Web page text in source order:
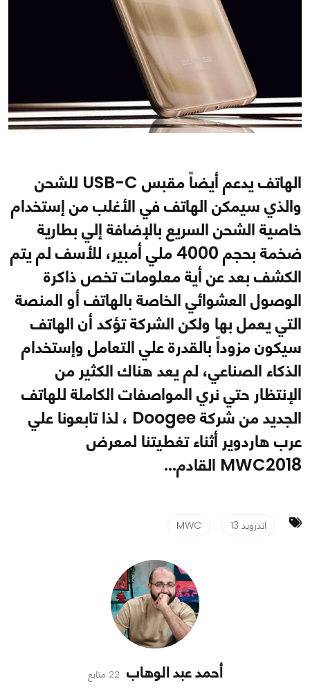
الهاتف يدعم أيضاً مقبس USB-C للشحن
والذي سيمكن الهاتف في الأغلب من إستخدام
خاصية الشحن السريع بالإضافة إلي بطارية
ضخمة بحجم 4000 ملي أمبير، للأسف لم يتم
الكشف بعد عن أية معلومات تخص ذاكرة
الوصول العشوائي الخاصة بالهاتف أو المنصة
التي يعمل بها ولكن الشركة تؤكد أن الهاتف
سيكون مزوداً بالقدرة علي التعامل وإستخدام
الذكاء الصناعي، لم يعد هناك الكثير من
الإنتظار حتي نري المواصفات الكاملة للهاتف
الجديد من شركة Doogee ، لذا تابعونا علي
عرب هاردوير أثناء تغطيتنا لمعرض
MWC2018 القادم...
اندرويد 13 MWC
أحمد عبد الوهاب 22 متابع